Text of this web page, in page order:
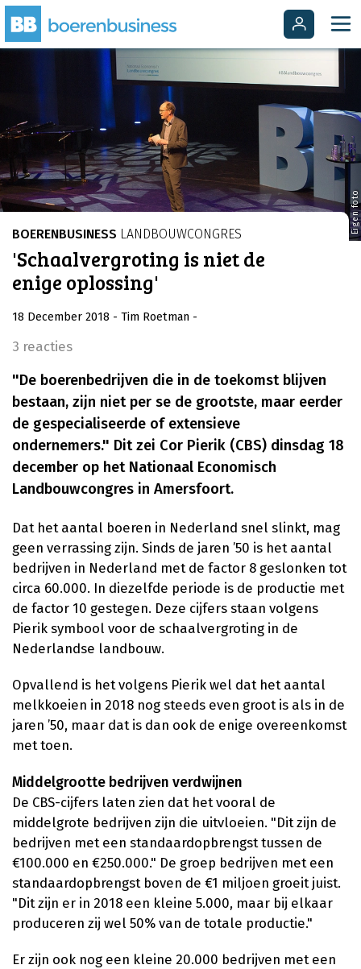
Eigen foto
BOERENBUSINESS LANDBOUWCONGRES
'Schaalvergroting is niet de
enige oplossing'
18 December 2018 - Tim Roetman -
3 reacties
"De boerenbedrijven die in de toekomst blijven
bestaan, zijn niet per se de grootste, maar eerder
de gespecialiseerde of extensieve
ondernemers." Dit zei Cor Pierik (CBS) dinsdag 18
december op het Nationaal Economisch
Landbouwcongres in Amersfoort.
Dat het aantal boeren in Nederland snel slinkt, mag
geen verrassing zijn. Sinds de jaren ’50 is het aantal
bedrijven in Nederland met de factor 8 geslonken tot
circa 60.000. In diezelfde periode is de productie met
de factor 10 gestegen. Deze cijfers staan volgens
Pierik symbool voor de schaalvergroting in de
Nederlandse landbouw.
Opvallend is het volgens Pierik wel dat het aantal
melkkoeien in 2018 nog steeds even groot is als in de
jaren ’50, maar dat is dan ook de enige overeenkomst
met toen.
Middelgrootte bedrijven verdwijnen
De CBS-cijfers laten zien dat het vooral de
middelgrote bedrijven zijn die uitvloeien. "Dit zijn de
bedrijven met een standaardopbrengst tussen de
€100.000 en €250.000." De groep bedrijven met een
standaardopbrengst boven de €1 miljoen groeit juist.
"Dit zijn er in 2018 een kleine 5.000, maar bij elkaar
produceren zij wel 50% van de totale productie."
Er zijn ook nog een kleine 20.000 bedrijven met een